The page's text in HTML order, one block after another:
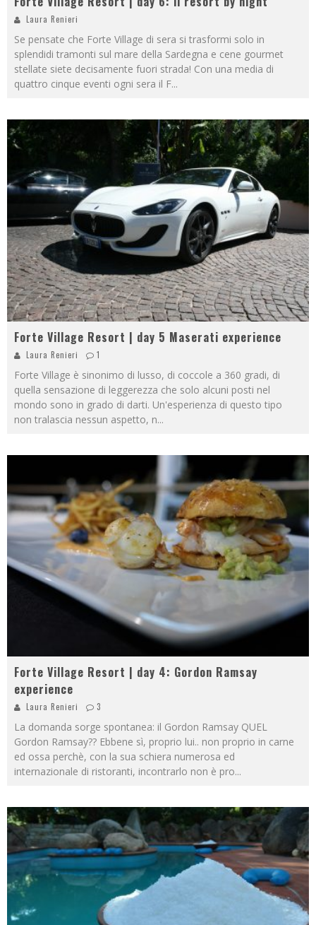
Laura Renieri
Se pensate che Forte Village di sera si trasformi solo in
splendidi tramonti sul mare della Sardegna e cene gourmet
stellate siete decisamente fuori strada! Con una media di
quattro cinque eventi ogni sera il F...
Forte Village Resort | day 5 Maserati experience
Laura Renieri 1
Forte Village è sinonimo di lusso, di coccole a 360 gradi, di
quella sensazione di leggerezza che solo alcuni posti nel
mondo sono in grado di darti. Un'esperienza di questo tipo
non tralascia nessun aspetto, n...
Forte Village Resort | day 4: Gordon Ramsay
experience
Laura Renieri 3
La domanda sorge spontanea: il Gordon Ramsay QUEL
Gordon Ramsay?? Ebbene sì, proprio lui.. non proprio in carne
ed ossa perchè, con la sua schiera numerosa ed
internazionale di ristoranti, incontrarlo non è pro...